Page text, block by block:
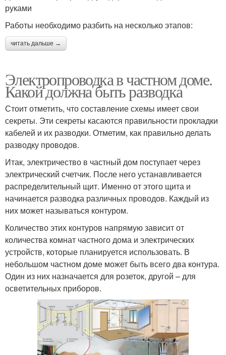
руками
Работы необходимо разбить на несколько этапов:
читать дальше →
Электропроводка в частном доме.
Какой должна быть разводка
Стоит отметить, что составление схемы имеет свои
секреты. Эти секреты касаются правильности прокладки
кабелей и их разводки. Отметим, как правильно делать
разводку проводов.
Итак, электричество в частный дом поступает через
электрический счетчик. После него устанавливается
распределительный щит. Именно от этого щита и
начинается разводка различных проводов. Каждый из
них может называться контуром.
Количество этих контуров напрямую зависит от
количества комнат частного дома и электрических
устройств, которые планируется использовать. В
небольшом частном доме может быть всего два контура.
Один из них назначается для розеток, другой – для
осветительных приборов.